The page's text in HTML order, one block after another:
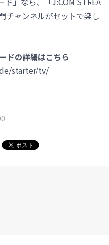
チャンネルがセットで楽し
ドの詳細はこちら
starter/tv/